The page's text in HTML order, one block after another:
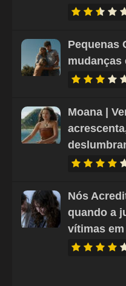
Pequenas
mudanças
Moana |
Nós
quando a
vítimas